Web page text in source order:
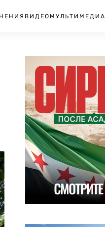
ВИДЕО МУЛЬТИМЕДИА